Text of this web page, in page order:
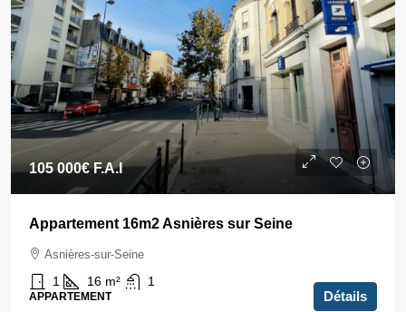
105 000€F.A.I
Appartement 16m2 Asnières sur Seine
Asnières-sur-Seine
1 16 m² 1
APPARTEMENT Détails